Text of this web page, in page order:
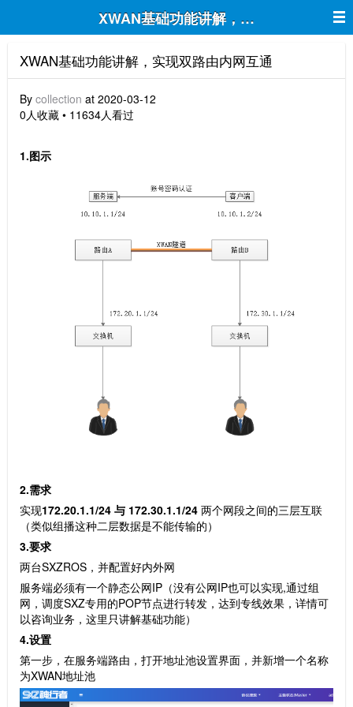
XWAN基础功能讲解，实现双路由内网
XWAN基础功能讲解，实现双路由内网互通
By collection at 2020-03-12
0人收藏 • 11634人看过
1.图示
2.需求
实现172.20.1.1/24 与 172.30.1.1/24 两个网段之间的三层互联
（类似组播这种二层数据是不能传输的）
3.要求
两台SXZROS，并配置好内外网
服务端必须有一个静态公网IP（没有公网IP也可以实现,通过组
网，调度SXZ专用的POP节点进行转发，达到专线效果，详情可
以咨询业务，这里只讲解基础功能）
4.设置
第一步，在服务端路由，打开地址池设置界面，并新增一个名称
为XWAN地址池